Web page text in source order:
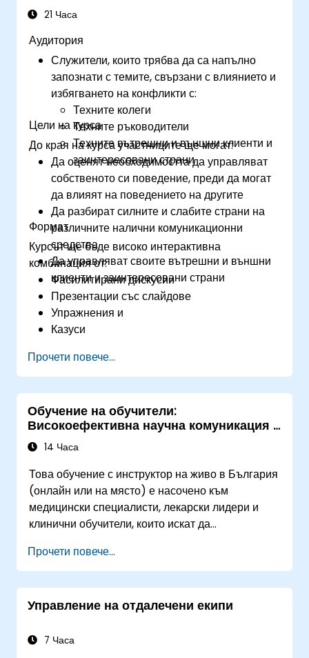
начин, използвайки ефективен език на
Разпознават
емоционалната интелигентност и да ги
използват за изграждане на по-силни
професионални взаимоотношения.
Разработят личен план за действие, за да
продължат да усъвършенстват своите
комуникационни и презентационни умения.
21 Часа
Аудитория
Служители, които трябва да са напълно
запознати с темите, свързани с влиянието и
избягването на конфликти с:
Техните колеги
Техните ръководители
Техните вътрешни и външни клиенти и
заинтересовани страни
Цели на курса
До края на курса участниците ще могат:
Да оценят необходимостта да управляват
собственото си поведение, преди да могат
да влияят на поведението на другите
Да разбират силните и слабите страни на
различните налични комуникационни
средства
Да управляват своите вътрешни и външни
клиенти и заинтересовани страни
Формат
Курсът ще бъде високо интерактивна
комбинация от:
Фасилитирани дискусии
Презентации със слайдове
Упражнения и
Казуси
Прочети повече...
Обучение на обучители:
Високоефективна научна комуникация и
презентации за медицински
специалисти
14 Часа
Това обучение с инструктор на живо в България
(онлайн или на място) е насочено към
медицински специалисти, лекарски лидери и
клинични обучители, които искат да
умения, уверена комуникация, влияние върху
колеги и способности за научно разказване на
истории в условия на високи залози.
Прочети повече...
Управление на отдалечени екипи
7 Часа